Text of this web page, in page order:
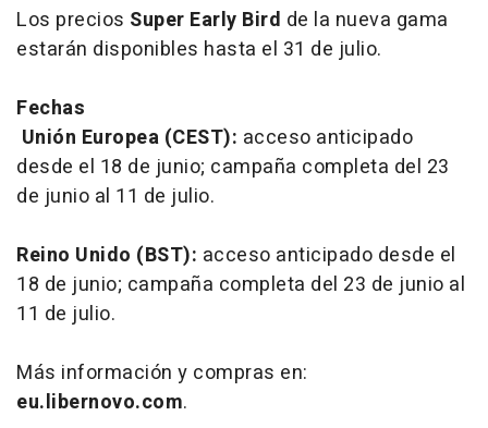
Los precios Super Early Bird de la nueva gama
estarán disponibles hasta el 31 de julio.
Fechas
Unión Europea (CEST): acceso anticipado
desde el 18 de junio; campaña completa del 23
de junio al 11 de julio.
Reino Unido (BST): acceso anticipado desde el
18 de junio; campaña completa del 23 de junio al
11 de julio.
Más información y compras en:
eu.libernovo.com.